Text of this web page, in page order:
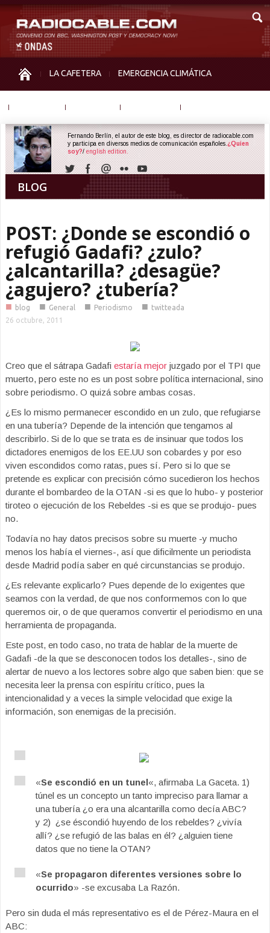
LA CAFETERA EMERGENCIA CLIMÁTICA
BLOG
Fernando Berlín, el autor de este blog, es director de radiocable.com
y participa en diversos medios de comunicación españoles. ¿Quien
soy?/ english edition.
POST: ¿Donde se escondió o
refugió Gadafi? ¿zulo?
¿alcantarilla? ¿desagüe?
¿agujero? ¿tubería?
■ blog ■ General ■ Periodismo ■ twitteada
26 octubre, 2011
Creo que el sátrapa Gadafi estaría mejor juzgado por el TPI que
muerto, pero este no es un post sobre política internacional, sino
sobre periodismo. O quizá sobre ambas cosas.
¿Es lo mismo permanecer escondido en un zulo, que refugiarse
en una tubería? Depende de la intención que tengamos al
describirlo. Si de lo que se trata es de insinuar que todos los
dictadores enemigos de los EE.UU son cobardes y por eso
viven escondidos como ratas, pues sí. Pero si lo que se
pretende es explicar con precisión cómo sucedieron los hechos
durante el bombardeo de la OTAN -si es que lo hubo- y posterior
tiroteo o ejecución de los Rebeldes -si es que se produjo- pues
no.
Todavía no hay datos precisos sobre su muerte -y mucho
menos los había el viernes-, así que dificilmente un periodista
desde Madrid podía saber en qué circunstancias se produjo.
¿Es relevante explicarlo? Pues depende de lo exigentes que
seamos con la verdad, de que nos conformemos con lo que
queremos oir, o de que queramos convertir el periodismo en una
herramienta de propaganda.
Este post, en todo caso, no trata de hablar de la muerte de
Gadafi -de la que se desconocen todos los detalles-, sino de
alertar de nuevo a los lectores sobre algo que saben bien: que se
necesita leer la prensa con espíritu crítico, pues la
intencionalidad y a veces la simple velocidad que exige la
información, son enemigas de la precisión.
«Se escondió en un tunel«, afirmaba La Gaceta. 1)
túnel es un concepto un tanto impreciso para llamar a
una tubería ¿o era una alcantarilla como decía ABC?
y 2) ¿se éscondió huyendo de los rebeldes? ¿vivía
allí? ¿se refugió de las balas en él? ¿alguien tiene
datos que no tiene la OTAN?
«Se propagaron diferentes versiones sobre lo
ocurrido» -se excusaba La Razón.
Pero sin duda el más representativo es el de Pérez-Maura en el
ABC: